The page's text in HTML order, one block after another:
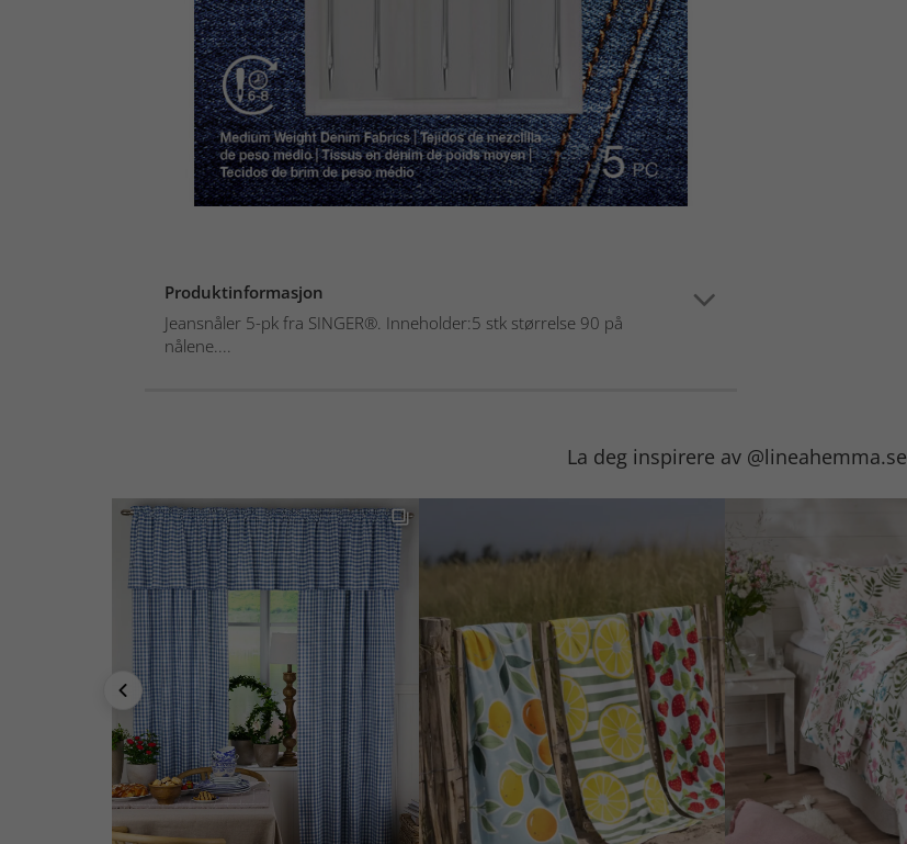
Produktinformasjon
Jeansnåler 5-pk fra SINGER®. Inneholder:5 stk størrelse 90 på
nålene....
La deg inspirere av @lineahemma.se